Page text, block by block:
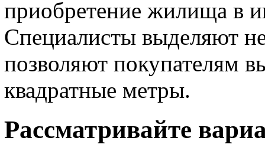
приобретение жилища в
Специалисты выделяют
позволяют покупателям
квадратные метры.
Рассматривайте